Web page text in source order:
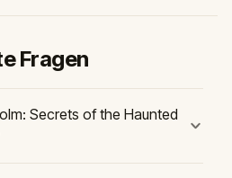
Fragen
Secrets of the Haunted